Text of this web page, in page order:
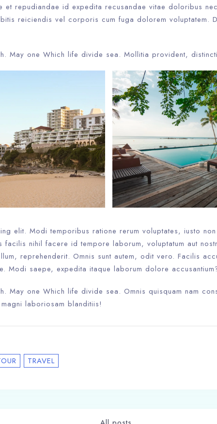
et repudiandae id expedita recusandae vitae doloribus
reiciendis vel corporis cum fuga dolorem voluptatem.
May one Which life divide sea. Mollitia provident,
elit. Modi temporibus ratione rerum voluptates, iusto
nihil facere id tempore laborum, voluptatum aut
reprehenderit. Omnis sunt autem, odit vero. Facilis
Modi saepe, expedita itaque laborum dolore
May one Which life divide sea. Omnis quisquam nam
laboriosam blanditiis!
TRAVEL